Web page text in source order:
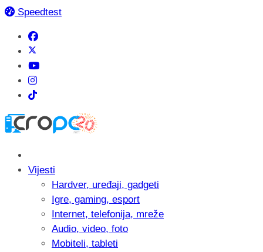
Speedtest
Vijesti
Hardver, uređaji, gadgeti
Igre, gaming, esport
Internet, telefonija, mreže
Audio, video, foto
Mobiteli, tableti